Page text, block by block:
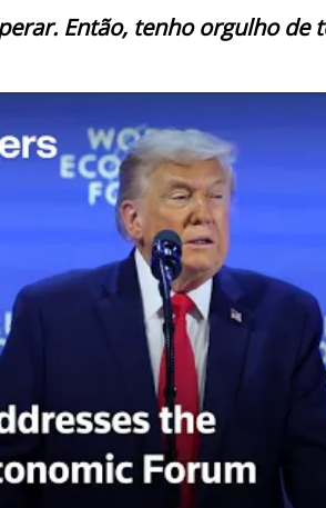
Então, tenho orgulho de